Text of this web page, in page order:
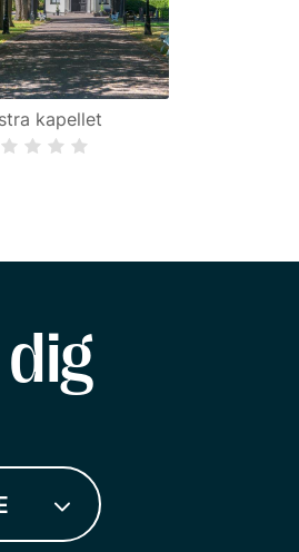
kapellet